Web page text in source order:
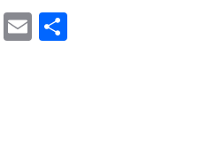
T
el
E
m